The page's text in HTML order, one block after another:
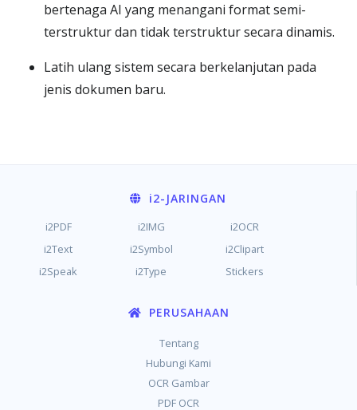
bertenaga AI yang menangani format semi-
terstruktur dan tidak terstruktur secara dinamis.
Latih ulang sistem secara berkelanjutan pada
jenis dokumen baru.
i2-JARINGAN
i2PDF i2IMG
i2OCR
i2Text
i2Symbol
i2Clipart
i2Speak
i2Type Stickers
PERUSAHAAN
Tentang
Hubungi Kami
OCR Gambar
PDF OCR